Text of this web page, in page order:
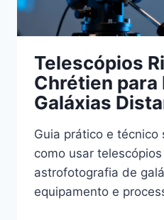
Telescópios
Chrétien para
Galáxias
Guia prático e técnico
como usar
astrofotografia de
equipamento e